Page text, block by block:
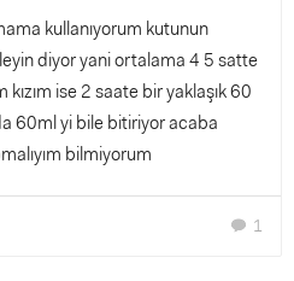
kullanıyorum kutunun
diyor yani ortalama 4 5 satte
ise 2 saate bir yaklaşık 60
60ml yi bile bitiriyor acaba
bilmiyorum
chat 1